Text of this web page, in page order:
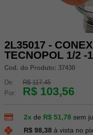
2L35017 -
TECNOPOL 1/2 -
Cod. do Produto: 37430
De:
R$ 117,45
Por:
R$ 103,56
2x de R$ 51,78 sem
R$ 98,38 à vista no